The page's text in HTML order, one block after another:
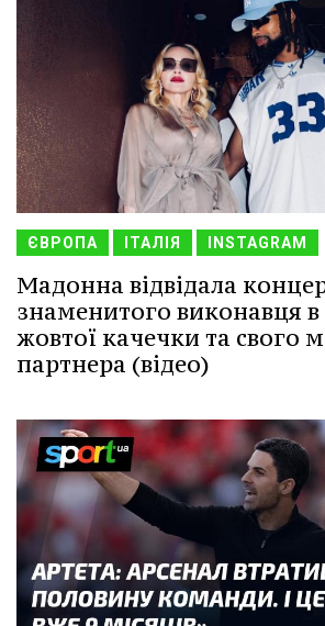
ЄВРОПА ІТАЛІЯ INSTAGRAM
Мадонна відвідала
знаменитого виконавця в
жовтої качечки та свого
партнера (відео)